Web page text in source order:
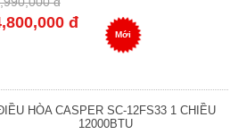
đ
Mới
HÒA CASPER SC-12FS33 1 CHIỀU
12000BTU